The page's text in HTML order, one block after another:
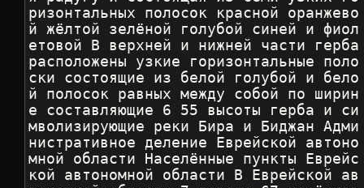
ризонтальных полосок красной оранжево
й жёлтой зелёной голубой синей и фиол
етовой В верхней и нижней части герба
расположены узкие горизонтальные поло
ски состоящие из белой голубой и бело
й полосок равных между собой по ширин
е составляющие 6 55 высоты герба и си
мволизирующие реки Бира и Биджан Адми
нистративное деление Еврейской автоно
мной области Населённые пункты Еврейс
кой автономной области В Еврейской ав